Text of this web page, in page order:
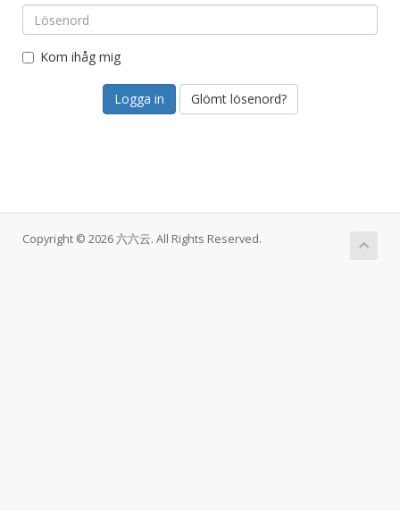
Kom ihåg mig
Glömt lösenord?
Copyright © 2026 六六云. All Rights Reserved.